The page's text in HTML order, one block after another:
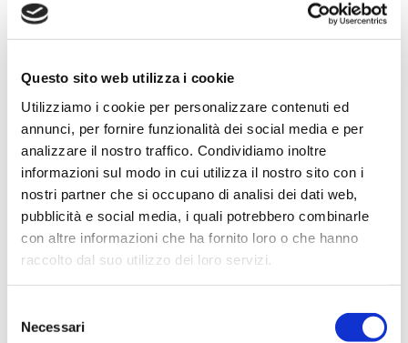
Questo sito web utilizza i cookie
Utilizziamo i cookie per personalizzare contenuti ed
annunci, per fornire funzionalità dei social media e per
analizzare il nostro traffico. Condividiamo inoltre
informazioni sul modo in cui utilizza il nostro sito con i
nostri partner che si occupano di analisi dei dati web,
pubblicità e social media, i quali potrebbero combinarle
con altre informazioni che ha fornito loro o che hanno
raccolto dal suo utilizzo dei loro servizi.
delNecessari
perchè, anche grazie ai giochi che vi sono collocati, è
bere acqua di rete fa bene a sé stessi e all’ambiente
che bisogna imparare a difendere fin da
giovanissimi”.
l’Amministratore Unico di Irisacqua Gianbattista Graziani
Pagina aggiornata il 25/02/2025
CONDIVIDI